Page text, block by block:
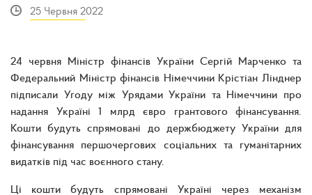
25 Червня 2022
24 червня Міністр фінансів України Сергій Марченко та
Федеральний Міністр фінансів Німеччини Крістіан Лінднер
підписали Угоду між Урядами України та Німеччини про
надання Україні 1 млрд євро грантового фінансування.
Кошти будуть спрямовані до держбюджету України для
фінансування першочергових соціальних та гуманітарних
видатків під час воєнного стану.
Ці кошти будуть спрямовані Україні через механізм